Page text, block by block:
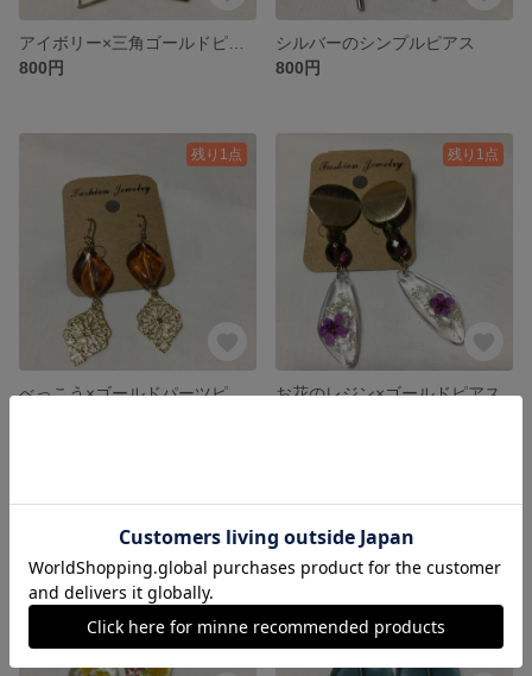
800円
シルバーのシンプルピアス
800円
残り1点
べっこう×ゴールドパーツピアス
残り1点
お花のレジン×ゴールドピアス
残り1点 SOLD OUT